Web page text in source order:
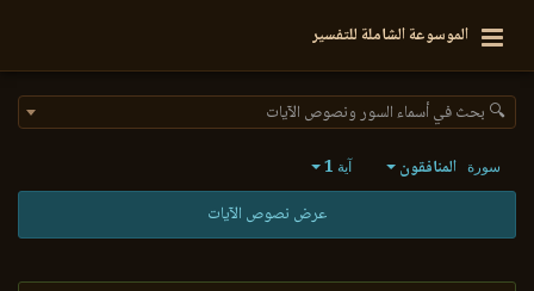
الموسوعة الشاملة للتفسير
🔍 بحث في أسماء السور ونصوص الآيات
سورة المنافقون آية 1
عرض نصوص الآيات